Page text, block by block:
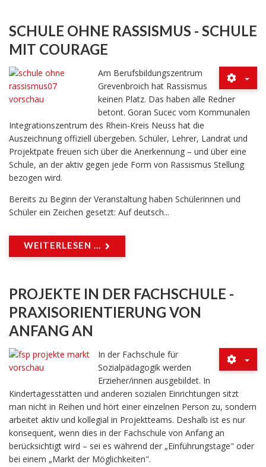
SCHULE OHNE RASSISMUS - SCHULE
MIT COURAGE
Am Berufsbildungszentrum
Grevenbroich hat Rassismus
keinen Platz. Das haben alle Redner
betont. Goran Sucec vom Kommunalen
Integrationszentrum des Rhein-Kreis Neuss hat die
Auszeichnung offiziell übergeben. Schüler, Lehrer, Landrat und
Projektpate freuen sich über die Anerkennung – und über eine
Schule, an der aktiv gegen jede Form von Rassismus Stellung
bezogen wird.
Bereits zu Beginn der Veranstaltung haben Schülerinnen und
Schüler ein Zeichen gesetzt: Auf deutsch...
WEITERLESEN ...
PROJEKTE IN DER FACHSCHULE -
PRAXISORIENTIERUNG VON
ANFANG AN
In der Fachschule für
Sozialpädagogik werden
Erzieher/innen ausgebildet. In
Kindertagesstätten und anderen sozialen Einrichtungen sitzt
man nicht in Reihen und hört einer einzelnen Person zu, sondern
arbeitet aktiv und kollegial in Projektteams. Deshalb ist es nur
konsequent, wenn dies in der Fachschule von Anfang an
berücksichtigt wird – sei es während der „Einführungstage" oder
bei einem „Markt der Möglichkeiten".